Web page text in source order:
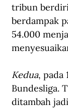
tribun
berdampak
54.000
Kedua, pada
Bundesliga.
ditambah